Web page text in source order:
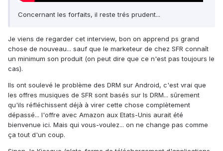
Concernant les forfaits, il reste trés prudent...
Je viens de regarder cet interview, bon on apprend ps grand
chose de nouveau... sauf que le marketeur de chez SFR connaît
un minimum son produit (on peut dire que ce n'est pas toujours le
cas).
Ils ont soulevé le problème des DRM sur Android, c'est vrai que
les offres musiques de SFR sont basés sur ls DRM... sûrement
qu'ils réfléchissent déjà à virer cette chose complètement
dépassé... l'offre avec Amazon aux Etats-Unis aurait été
bienvenue ici. Mais qui vous-voulez... on ne change pas comme
ça tout d'un coup.